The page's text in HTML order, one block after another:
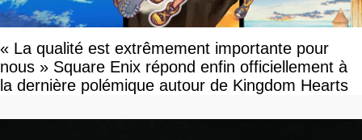
« La qualité est extrêmement importante pour
nous » Square Enix répond enfin officiellement à
la dernière polémique autour de Kingdom Hearts